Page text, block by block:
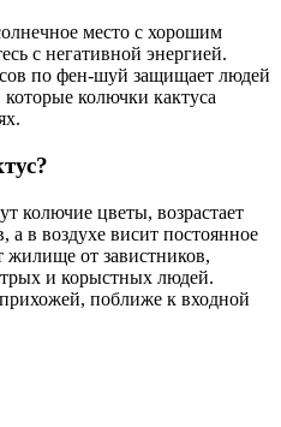
место с хорошим
с негативной энергией.
по фен-шуй защищает людей
колючки кактуса
колючие цветы, возрастает
а в воздухе висит постоянное
жилище от завистников,
и корыстных людей.
поближе к входной